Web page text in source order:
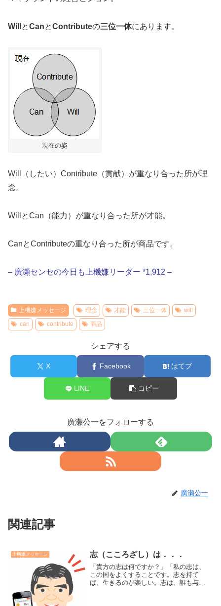
Will とCanとContributeの三位一体にあります。
現在の姿
Will（したい）Contribute（貢献）が重なり合った所が理
念。
WillとCan（能力）が重なり合った所が才能。
CanとContributeの重なり合った所が商品です。
– 廣瀬センセの今日も上機嫌リーダー *1,912 –
上機嫌メッセージ 理念 才能 三位一体
will
can
contribute 商品
シェアする
X Facebook はてブ
LINE コピー
廣瀬公一をフォローする
廣瀬公一
関連記事
上機嫌メッセージ 志（こころざし）は．．．
「貴方の志は何ですか？」「私の志は、
この国をよくすることです。志を持て
ば、生きるのが楽しい。志は、誰も与え